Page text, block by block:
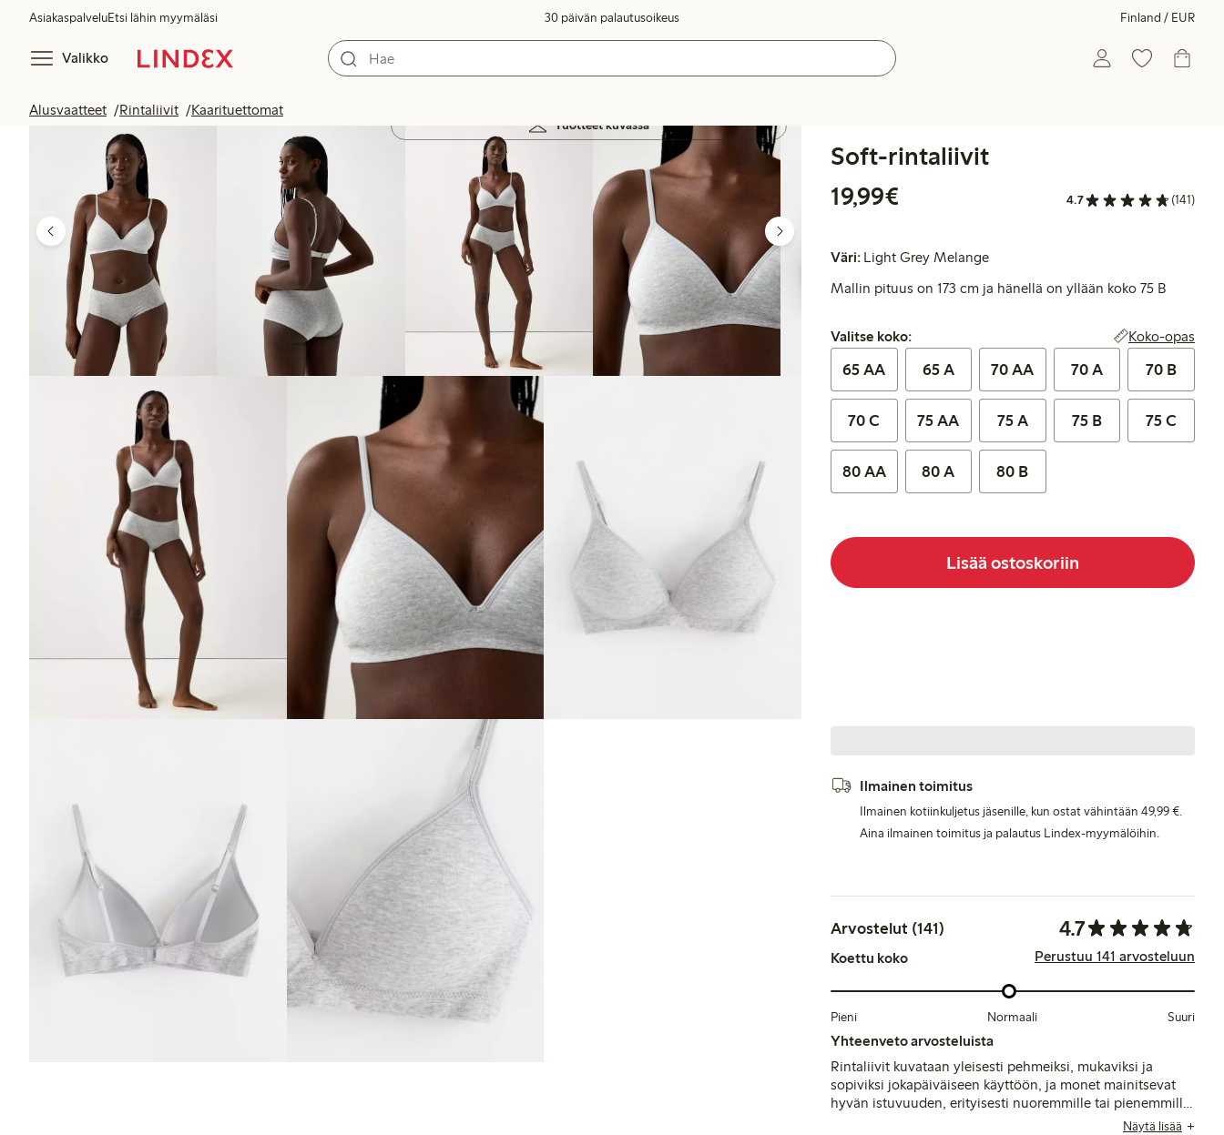
AsiakaspalveluEtsi lähin myymäläsi 30 päivän palautusoikeus Finland / EUR
Valikko
Alusvaatteet Rintaliivit Kaarituettomat
Tuotteet kuvassa
Soft-rintaliivit
19,99€
4.7 (141)
Väri: Light Grey Melange
Mallin pituus on 173 cm ja hänellä on yllään koko 75 B
Valitse koko:
Valitse koko: Koko-opas
65 AA 65 A 70 AA 70 A 70 B
70 C 75 AA 75 A 75 B 75 C
80 AA 80 A 80 B
Lisää ostoskoriin
Ilmainen toimitus
Ilmainen kotiinkuljetus jäsenille, kun ostat vähintään 49,99 €.
Aina ilmainen toimitus ja palautus Lindex-myymälöihin.
Arvostelut (141) 4.7
Koettu koko Perustuu 141 arvosteluun
Pieni Normaali Suuri
Yhteenveto arvosteluista
Rintaliivit kuvataan yleisesti pehmeiksi, mukaviksi ja
sopiviksi jokapäiväiseen käyttöön, ja monet mainitsevat
hyvän istuvuuden, erityisesti nuoremmille tai pienemmille
rinnoille. Jotkut mainitsevat materiaalin venyvän nopeasti
Näytä lisää